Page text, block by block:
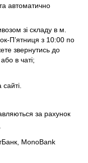
автоматично
зі складу в м.
Пʼятниця з 10:00 по
звернутись до
в чаті;
за рахунок
MonoBank